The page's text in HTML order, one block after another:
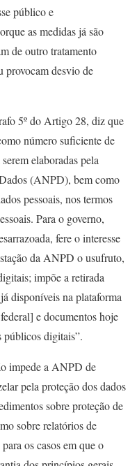
público e
as medidas já são
de outro tratamento
provocam desvio de
5º do Artigo 28, diz que
número suficiente de
elaboradas pela
(ANPD), bem como
pessoais, nos termos
Para o governo,
fere o interesse
da ANPD o usufruto,
impõe a retirada
disponíveis na plataforma
e documentos hoje
públicos digitais”.
impede a ANPD de
pela proteção dos dados
sobre proteção de
sobre relatórios de
os casos em que o